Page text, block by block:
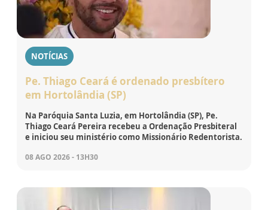
NOTÍCIAS
Pe. Thiago Ceará é ordenado presbítero
em Hortolândia (SP)
Na Paróquia Santa Luzia, em Hortolândia (SP), Pe.
Thiago Ceará Pereira recebeu a Ordenação Presbiteral
e iniciou seu ministério como Missionário Redentorista.
08 AGO 2026 - 13H30